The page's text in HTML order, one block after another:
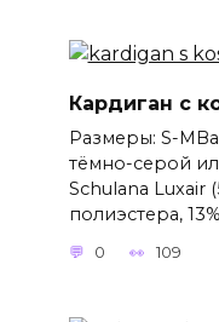
Кардиган с
Размеры: S-
тёмно-серой
Schulana Luxair
полиэстера, 13%
0 109